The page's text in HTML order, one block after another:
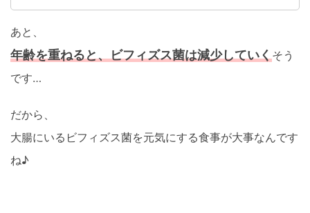
あと、
年齢を重ねると、ビフィズス菌は減少していく そう
です…
だから、
大腸にいるビフィズス菌を元気にする食事が大事なんです
ね♪